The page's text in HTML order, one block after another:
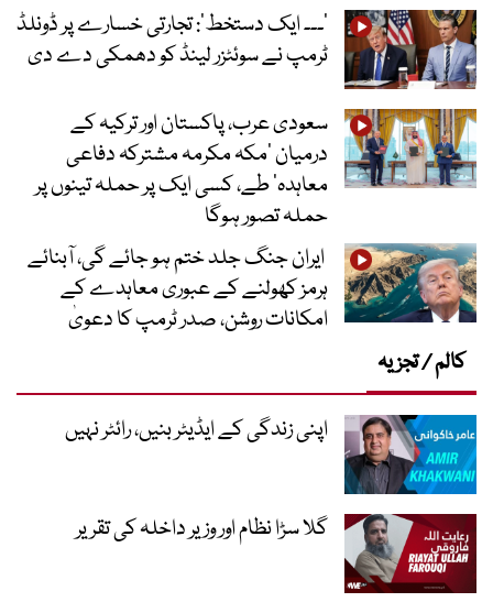
’۔۔۔ ایک دستخط‘: تجارتی خسارے پر ڈونلڈ
ٹرمپ نے سوئٹزر لینڈ کو دھمکی دے دی
سعودی عرب، پاکستان اور ترکیہ کے
درمیان ’مکہ مکرمہ مشترکہ دفاعی
معاہدہ‘ طے، کسی ایک پر حملہ تینوں پر
حملہ تصور ہوگا
ایران جنگ جلد ختم ہو جائے گی، آبنائے
ہرمز کھولنے کے عبوری معاہدے کے
امکانات روشن، صدر ٹرمپ کا دعویٰ
کالم / تجزیہ
اپنی زندگی کے ایڈیٹر بنیں، رائٹر نہیں
گلا سڑا نظام اور وزیر داخلہ کی تقریر